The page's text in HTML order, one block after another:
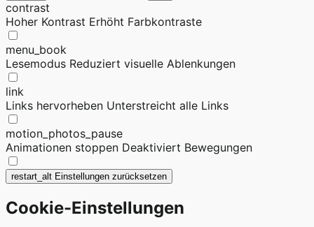
contrast
Hoher Kontrast Erhöht Farbkontraste
menu_book
Lesemodus Reduziert visuelle Ablenkungen
link
Links hervorheben Unterstreicht alle Links
motion_photos_pause
Animationen stoppen Deaktiviert Bewegungen
restart_alt Einstellungen zurücksetzen
Cookie-Einstellungen